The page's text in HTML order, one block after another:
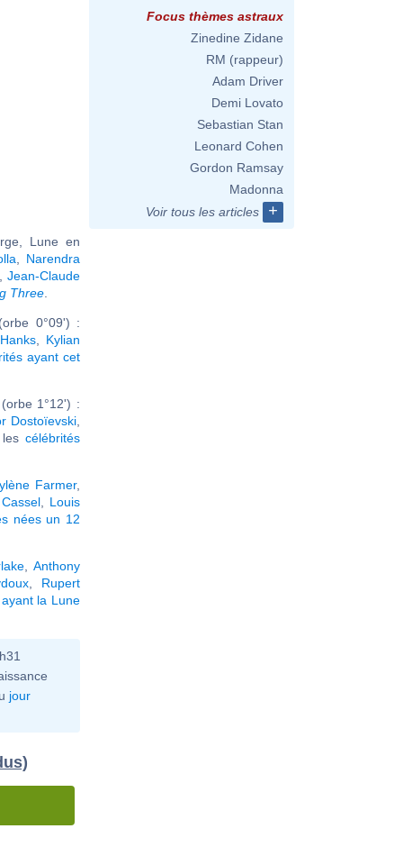
Lune en
Narendra
Jean-Claude
Three
0°09') :
Kylian
ayant cet
1°12') :
Dostoïevski
lescélébrités
Farmer,
Louis
nées un 12
,Anthony
Rupert
la Lune
jour
Focus thèmes astraux
Zinedine Zidane
RM (rappeur)
Adam Driver
Demi Lovato
Sebastian Stan
Leonard Cohen
Gordon Ramsay
Madonna
Voir tous les articles
+